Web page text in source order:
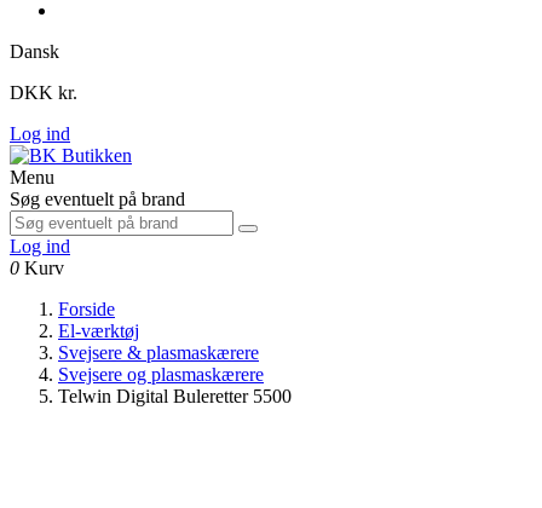
Dansk
DKK kr.
Log ind
Menu
Søg eventuelt på brand
Log ind
0 Kurv
Forside
El-værktøj
Svejsere & plasmaskærere
Svejsere og plasmaskærere
Telwin Digital Buleretter 5500